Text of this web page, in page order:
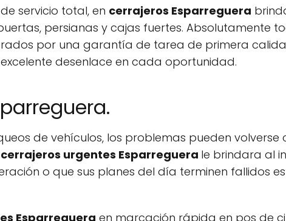
servicio total, en cerrajeros Esparreguera
persianas y cajas fuertes. Absolutamente
por una garantía de tarea de primera
desenlace en cada oportunidad.
de vehículos, los problemas pueden volverse
cerrajeros urgentes Esparreguera le brindara al
o que sus planes del día terminen fallidos
Esparreguera en marcación rápida en pos de